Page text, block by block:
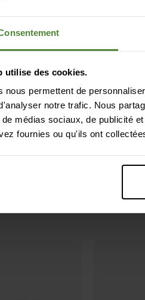
utilise des cookies.
nous permettent de
notre trafic. Nous
de médias sociaux, de publicité
fournies ou qu'ils ont